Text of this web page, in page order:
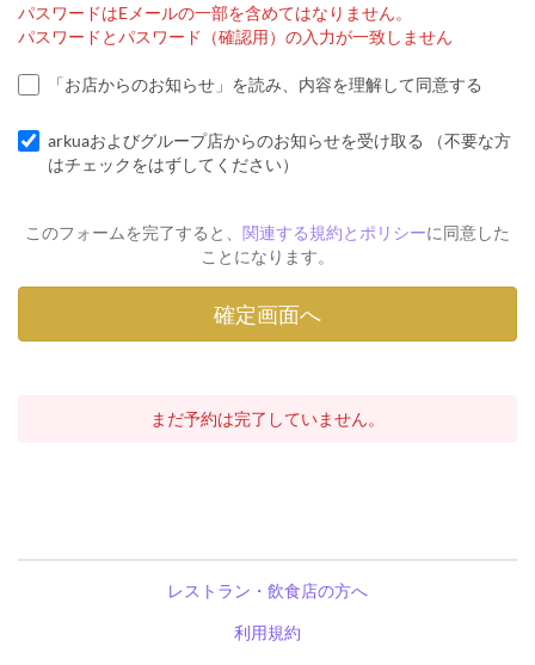
パスワードはEメールの一部を含めてはなりません。
パスワードとパスワード（確認用）の入力が一致しません
「お店からのお知らせ」を読み、内容を理解して同意する
arkuaおよびグループ店からのお知らせを受け取る （不要な方
はチェックをはずしてください）
このフォームを完了すると、 関連する規約とポリシーに同意した
ことになります。
まだ予約は完了していません。
レストラン・飲食店の方へ
利用規約